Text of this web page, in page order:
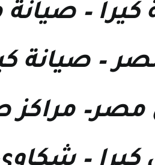
كيرا –صيانة
–صيانة
مصر–مراكز